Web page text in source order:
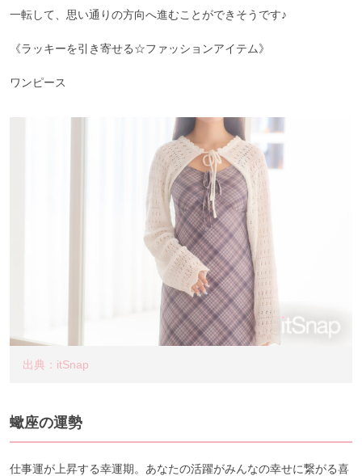
一転して、思い通りの方向へ進むことができそうです♪
《ラッキーを引き寄せる☆ファッションアイテム》
ワンピース
出典：itSnap
蠍座の運勢
仕事運が上昇する幸運期。あなたの活躍がみんなの幸せに繋がる喜